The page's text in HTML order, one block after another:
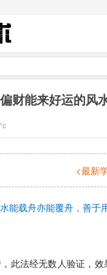
财能来好运的风
<最新
能载舟亦能覆舟，善于
此法经无数人验证，